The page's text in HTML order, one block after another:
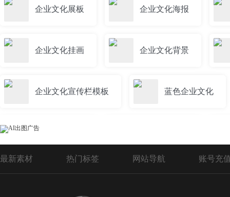
企业文化展板 企业文化海报
企业文化挂画 企业文化背景
企业文化宣传栏模板 蓝色企业文化
企业文化展架
企业文化励志展板 企业文化标语挂图
最新素材 热门标签 网站导航 账号充